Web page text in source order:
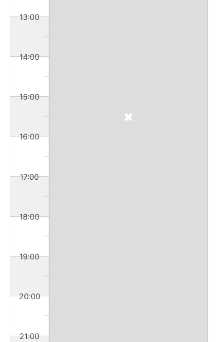
13:00
14:00
15:00
16:00
17:00
18:00
19:00
20:00
21:00